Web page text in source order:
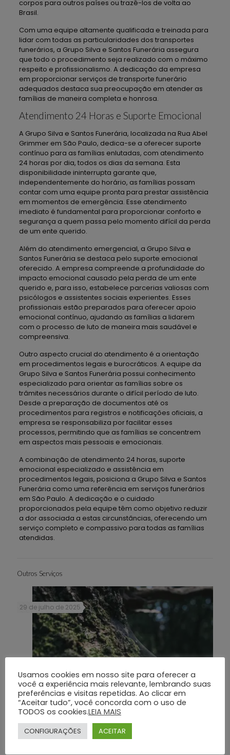
corpos para outros países ou trazê-los de volta ao
Brasil.
Com uma equipe altamente qualificada e treinada para
lidar com todas as particularidades dos transportes
funerários, a Grupo Silva e Santos Funerária assegura
que todo o procedimento seja realizado com o máximo
respeito e profissionalismo. A dedicação da empresa
em proporcionar serviços de transporte funerário
adequados destaca sua preocupação em atender as
famílias de maneira completa e honrosa.
Atendimento 24 Horas e Suporte Emocional
A Grupo Silva e Santos Funerária, localizada na Rua Abel
Grimmer em São Paulo, dedica-se a oferecer suporte
contínuo para as famílias enlutadas, com atendimento
24 horas por dia, todos os dias da semana. Esta
disponibilidade ininterrupta garante que,
independentemente do horário, as famílias possam
contar com uma equipe pronta para prestar assistência
em momentos de emergência. Esse atendimento
imediato é fundamental para proporcionar conforto e
segurança a quem passa pelo momento difícil da perda
de um ente querido.
Além do atendimento emergencial, a Grupo Silva e
Santos Funerária se destaca pelo suporte emocional
oferecido. A empresa compreende a profundidade do
impacto emocional causado pela perda de um ente
querido e, para isso, estabelece parcerias valiosas com
psicólogos e assistentes sociais experientes. Esses
profissionais estão preparados para oferecer apoio
emocional contínuo, ajudando as famílias a lidarem
com o processo de luto de maneira mais saudável e
compreensiva.
Outro aspecto crucial do atendimento é a orientação
em procedimentos legais e burocráticos. A equipe da
Grupo Silva e Santos Funerária possui conhecimento
especializado para orientar as famílias sobre os
trâmites necessários durante o difícil período de luto.
Desde a preparação de documentos até os
procedimentos para registros e notificações oficiais, a
empresa se responsabiliza por facilitar esses
processos, permitindo que as famílias se concentrem
em aspectos mais pessoais e emocionais.
A combinação de atendimento 24 horas, suporte
emocional especializado e assistência em
procedimentos legais, posiciona a Grupo Silva e Santos
Funerária como uma referência em serviços funerários
em São Paulo. A dedicação e o cuidado
proporcionados pela equipe têm como objetivo reduzir
a dor associada a estas circunstâncias, oferecendo um
serviço completo e compassivo para todas as famílias
atendidas.
Outros Serviços
29 de julho de 2025
Serviços Funerários de Excelência com o Grupo Silva e Santos:
Usamos cookies em nosso site para oferecer a
você a experiência mais relevante, lembrando suas
preferências e visitas repetidas. Ao clicar em
“Aceitar tudo”, você concorda com o uso de
TODOS os cookies.LEIA MAIS
CONFIGURAÇÕES ACEITAR